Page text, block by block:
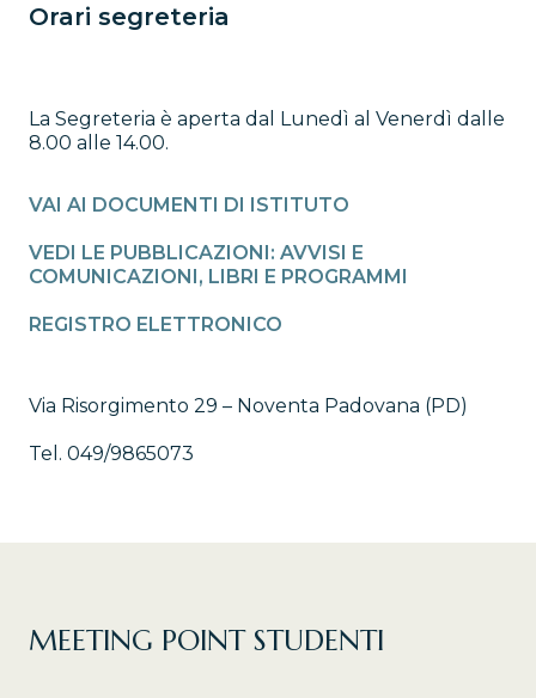
Orari segreteria
La Segreteria è aperta dal Lunedì al Venerdì dalle
8.00 alle 14.00.
VAI AI DOCUMENTI DI ISTITUTO
VEDI LE PUBBLICAZIONI: AVVISI E
COMUNICAZIONI, LIBRI E PROGRAMMI
REGISTRO ELETTRONICO
Via Risorgimento 29 – Noventa Padovana (PD)
Tel. 049/9865073
MEETING POINT STUDENTI